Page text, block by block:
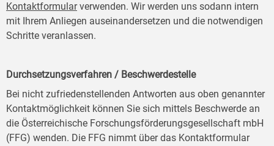
Kontaktformularverwenden. Wir werden uns sodann intern
mit Ihrem Anliegen auseinandersetzen und die notwendigen
Schritte veranlassen.
Durchsetzungsverfahren / Beschwerdestelle
Bei nicht zufriedenstellenden Antworten aus oben genannter
Kontaktmöglichkeit können Sie sich mittels Beschwerde an
die Österreichische Forschungsförderungsgesellschaft mbH
(FFG) wenden. Die FFG nimmt über das Kontaktformular